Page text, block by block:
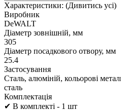
Характеристики: (Дивитись усі)
Виробник
DeWALT
Діаметр зовнішній, мм
305
Діаметр посадкового отвору, мм
25.4
Застосування
Сталь, алюміній, кольорові
сталь
Комплектація
✔ В комплекті - 1 шт